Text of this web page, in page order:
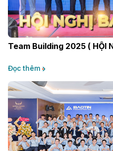
Team Building 2025 ( HỘI
Đọc thêm